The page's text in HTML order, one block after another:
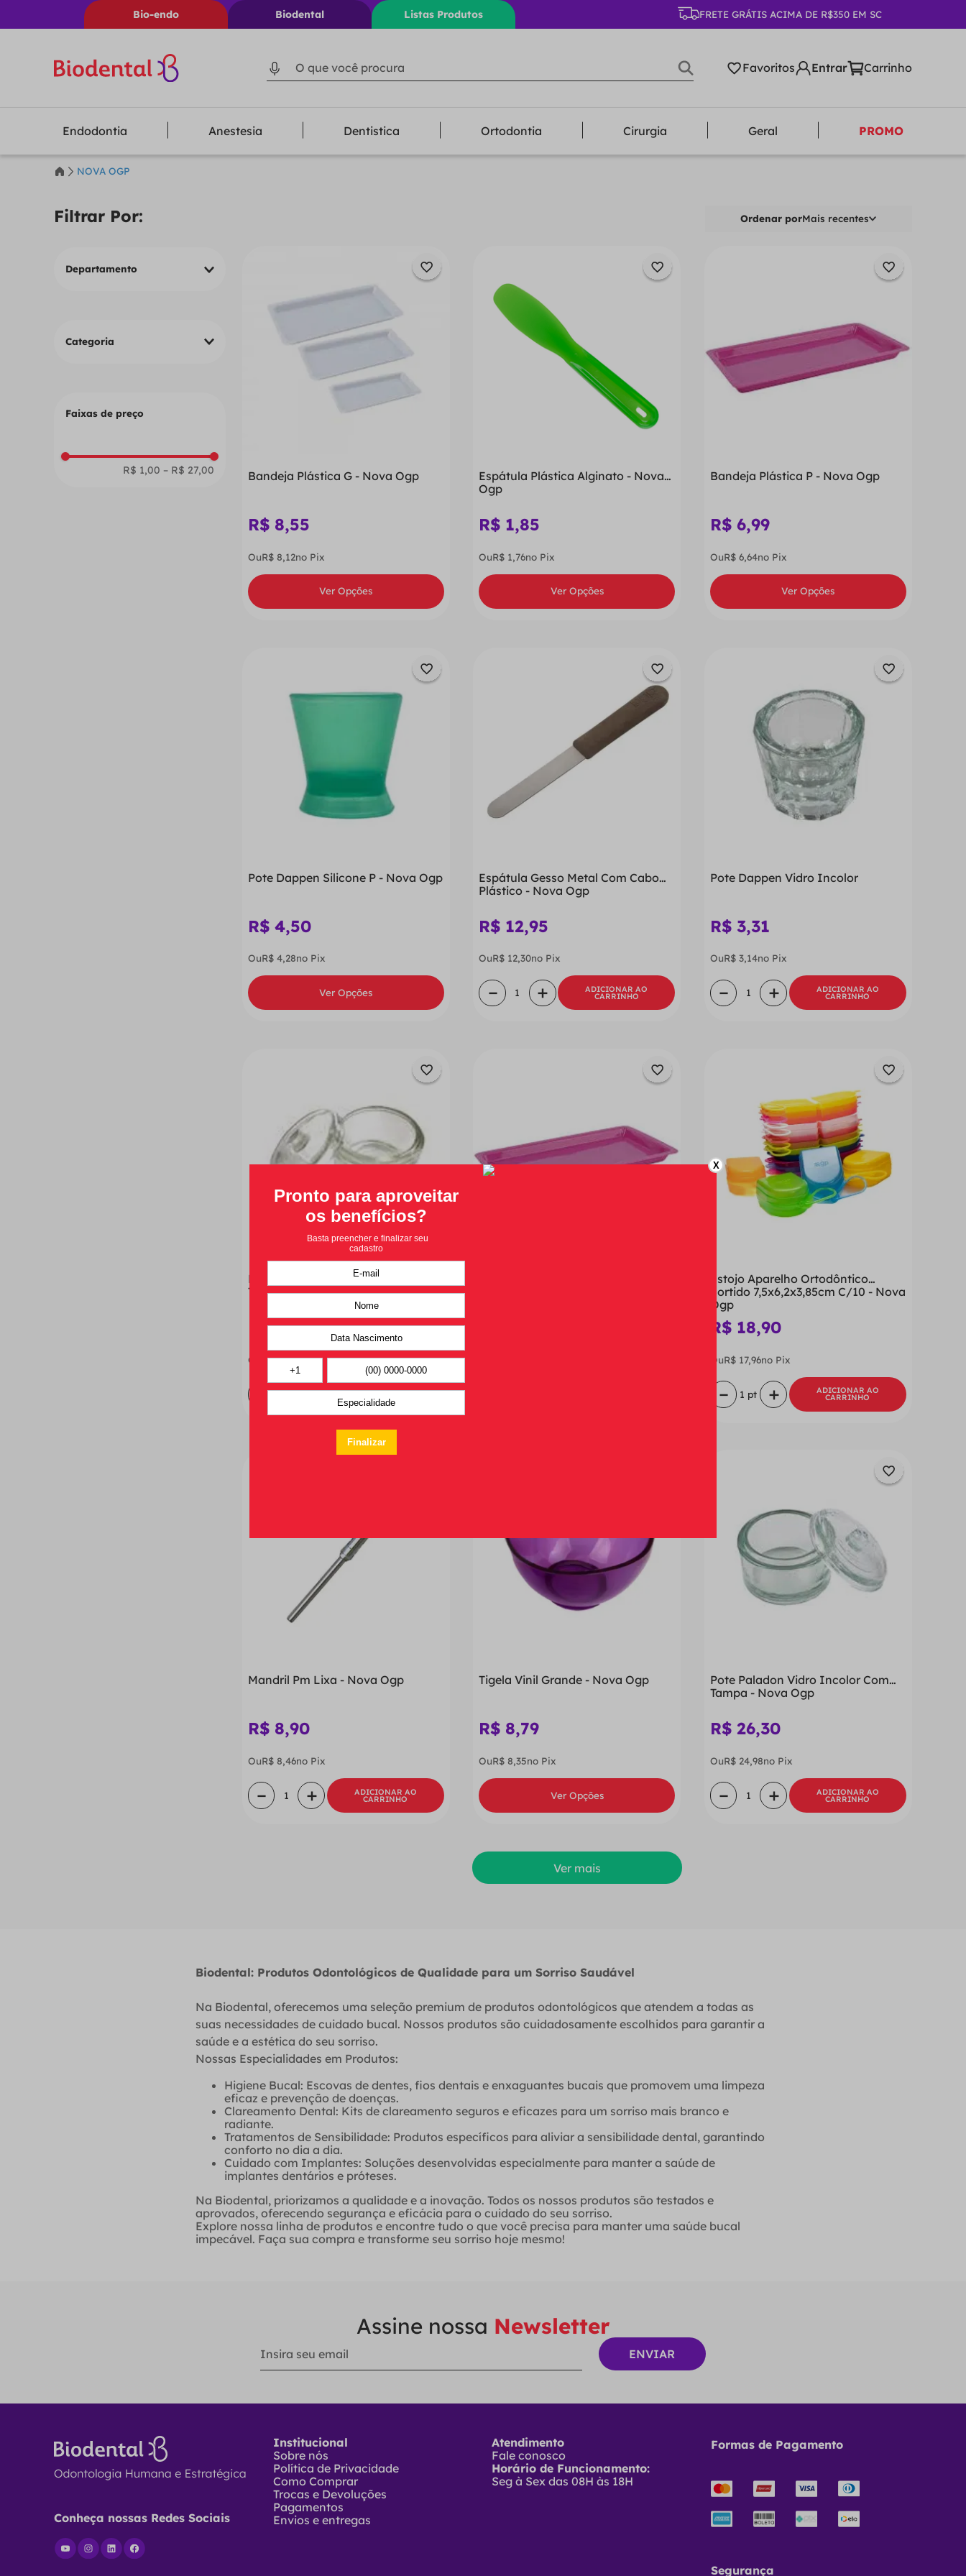
Bio-endo Biodental Listas Produtos FRETE GRÁTIS ACIMA DE R$350 EM SC
O que você procura
Favoritos
Endodontia Anestesia Dentistica Ortodontia Cirurgia Geral PROMO
NOVA OGP
Departamento
Categoria
Esterilização
Restauração provisória
Faixas de preço
R$ 1,00 – R$ 27,00
Ordenar porMais recentes
Bandeja Plástica G - Nova Ogp
R$ 8,55
OuR$ 8,12no Pix
Ver Opções
Espátula Plástica Alginato - Nova
Ogp
R$ 1,85
OuR$ 1,76no Pix
Ver Opções
Bandeja Plástica P - Nova Ogp
R$ 6,99
OuR$ 6,64no Pix
Ver Opções
Pote Dappen Silicone P - Nova Ogp
R$ 4,50
OuR$ 4,28no Pix
Ver Opções
Espátula Gesso Metal Com Cabo
Plástico - Nova Ogp
R$ 12,95
OuR$ 12,30no Pix
＋
－ ADICIONAR AO
CARRINHO
Pote Dappen Vidro Incolor
R$ 3,31
OuR$ 3,14no Pix
＋
－ ADICIONAR AO
CARRINHO
Pote Paladon Vidro Incolor Com
Tampa - Logos
R$ 24,00
Ou R$ 22,80no Pix
＋
－ ADICIONAR AO
CARRINHO
Estojo Aparelho Ortodôntico
Sortido 7,5x6,2x3,85cm C/10 - Nova
Ogp
R$ 18,90
OuR$ 17,96no Pix
＋
－ ADICIONAR AO
CARRINHO
Mandril Pm Lixa - Nova Ogp
R$ 8,90
OuR$ 8,46no Pix
＋
－ ADICIONAR AO
CARRINHO
Tigela Vinil Grande - Nova Ogp
R$ 8,79
OuR$ 8,35no Pix
Ver Opções
Pote Paladon Vidro Incolor Com
Tampa - Nova Ogp
R$ 26,30
OuR$ 24,98no Pix
＋
－ ADICIONAR AO
CARRINHO
Biodental: Produtos Odontológicos de Qualidade para um Sorriso Saudável
Na Biodental, oferecemos uma seleção premium de produtos odontológicos que atendem a todas as
suas necessidades de cuidado bucal. Nossos produtos são cuidadosamente escolhidos para garantir a
saúde e a estética do seu sorriso.
Nossas Especialidades em Produtos:
Higiene Bucal: Escovas de dentes, fios dentais e enxaguantes bucais que promovem uma limpeza
eficaz e prevenção de doenças.
Clareamento Dental: Kits de clareamento seguros e eficazes para um sorriso mais branco e
radiante.
Tratamentos de Sensibilidade: Produtos específicos para aliviar a sensibilidade dental, garantindo
conforto no dia a dia.
Cuidado com Implantes: Soluções desenvolvidas especialmente para manter a saúde de
implantes dentários e próteses.
Na Biodental, priorizamos a qualidade e a inovação. Todos os nossos produtos são testados e
aprovados, oferecendo segurança e eficácia para o cuidado do seu sorriso.
Explore nossa linha de produtos e encontre tudo o que você precisa para manter uma saúde bucal
impecável. Faça sua compra e transforme seu sorriso hoje mesmo!
Assine nossa Newsletter
Conheça nossas Redes Sociais
Institucional
Sobre nós
Política de Privacidade
Como Comprar
Trocas e Devoluções
Pagamentos
Envios e entregas
Atendimento
Fale conosco
Horário de Funcionamento:
Seg à Sex das 08H às 18H
Formas de Pagamento
Segurança
X